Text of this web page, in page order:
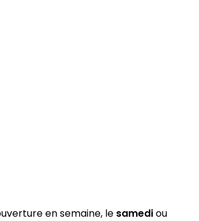
en semaine, le samediou